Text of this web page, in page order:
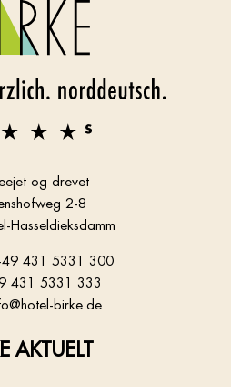
og drevet
2-8
Hasseldieksdamm
431 5331 300
431 5331 333
birke.de
AKTUELT